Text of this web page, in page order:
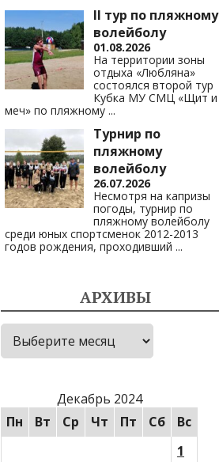
II тур по пляжному
волейболу
01.08.2026
На территории зоны
отдыха «Любляна»
состоялся второй тур
Кубка МУ СМЦ «Щит и
меч» по пляжному ...
Турнир по
пляжному
волейболу
26.07.2026
Несмотря на капризы
погоды, турнир по
пляжному волейболу
среди юных спортсменок 2012-2013
годов рождения, проходивший ...
АРХИВЫ
Архивы
Декабрь 2024
Пн
Вт Ср Чт Пт Сб
Вс
1